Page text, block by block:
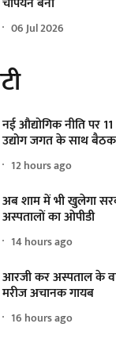
06 Jul 2026
नई औद्योगिक नीति पर
उद्योग जगत के साथ बैठक
12 hours ago
अब शाम में भी खुलेगा
अस्पतालों का ओपीडी
14 hours ago
आरजी कर अस्पताल के
मरीज अचानक गायब
16 hours ago